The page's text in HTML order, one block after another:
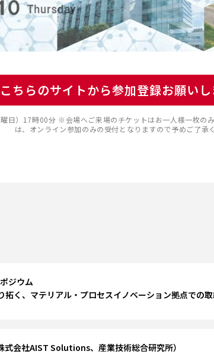
ちらのサイトから参加登録お願い
日）17時00分 ※会場へご来場のチケットはお一人様一枚の
は、オンライン参加のみの受付となりますので予めご了承
ジウム
拓く、マテリアル・プロセスイノベーション拠点での
式会社AIST Solutions、産業技術総合研究所）